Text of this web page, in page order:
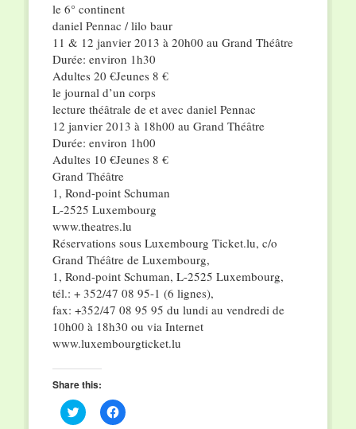
le 6° continent
daniel Pennac / lilo baur
11 & 12 janvier 2013 à 20h00 au Grand Théâtre
Durée: environ 1h30
Adultes 20 €Jeunes 8 €
le journal d’un corps
lecture théâtrale de et avec daniel Pennac
12 janvier 2013 à 18h00 au Grand Théâtre
Durée: environ 1h00
Adultes 10 €Jeunes 8 €
Grand Théâtre
1, Rond-point Schuman
L-2525 Luxembourg
www.theatres.lu
Réservations sous Luxembourg Ticket.lu, c/o
Grand Théâtre de Luxembourg,
1, Rond-point Schuman, L-2525 Luxembourg,
tél.: + 352/47 08 95-1 (6 lignes),
fax: +352/47 08 95 95 du lundi au vendredi de
10h00 à 18h30 ou via Internet
www.luxembourgticket.lu
Share this:
Click
to
Click
to